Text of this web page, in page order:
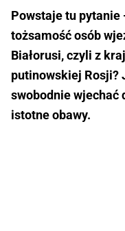
Powstaje tu pytanie
tożsamość osób
Białorusi, czyli z
putinowskiej Rosji?
swobodnie wjechać
istotne obawy.